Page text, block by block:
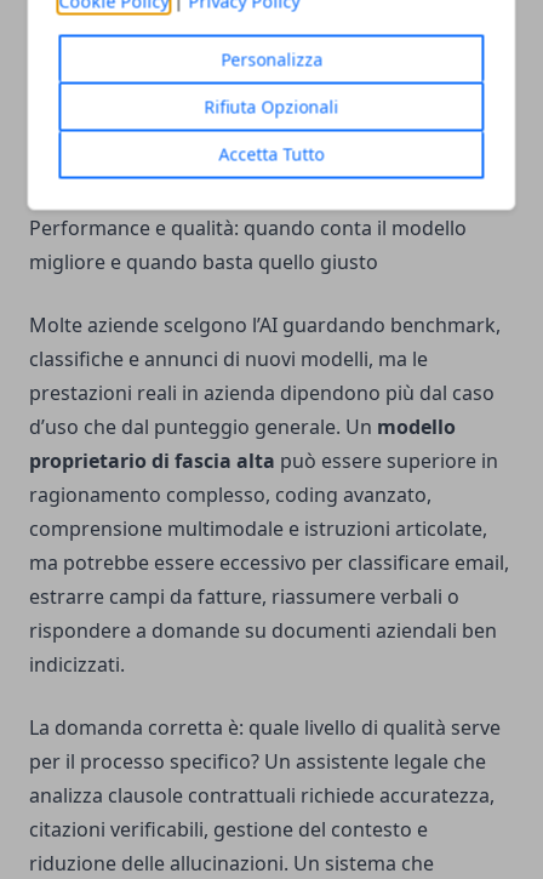
Personalizza
Rifiuta Opzionali
Accetta Tutto
retention, ruoli, audit trail, accessi ai documenti e
Scenario consigliato:usare modelli self-hosted per
dati critici e servizi proprietari enterprise solo con
contratti, isolamento e governance chiari.
Performance e qualità: quando conta il modello
migliore e quando basta quello giusto
Molte aziende scelgono l’AI guardando benchmark,
classifiche e annunci di nuovi modelli, ma le
prestazioni reali in azienda dipendono più dal caso
d’uso che dal punteggio generale. Un modello
proprietario di fascia alta può essere superiore in
ragionamento complesso, coding avanzato,
comprensione multimodale e istruzioni articolate,
ma potrebbe essere eccessivo per classificare email,
estrarre campi da fatture, riassumere verbali o
rispondere a domande su documenti aziendali ben
indicizzati.
La domanda corretta è: quale livello di qualità serve
per il processo specifico? Un assistente legale che
analizza clausole contrattuali richiede accuratezza,
citazioni verificabili, gestione del contesto e
riduzione delle allucinazioni. Un sistema che